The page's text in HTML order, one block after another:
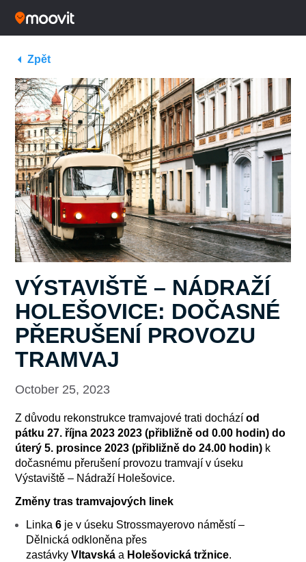
Zpět
VÝSTAVIŠTĚ – NÁDRAŽÍ
HOLEŠOVICE: DOČASNÉ
PŘERUŠENÍ PROVOZU
TRAMVAJ
October 25, 2023
Z důvodu rekonstrukce tramvajové trati dochází od
pátku 27. října 2023 2023 (přibližně od 0.00 hodin) do
úterý 5. prosince 2023 (přibližně do 24.00 hodin) k
dočasnému přerušení provozu tramvají v úseku
Výstaviště – Nádraží Holešovice.
Změny tras tramvajových linek
Linka 6 je v úseku Strossmayerovo náměstí –
Dělnická odkloněna přes
zastávky Vltavská a Holešovická tržnice.